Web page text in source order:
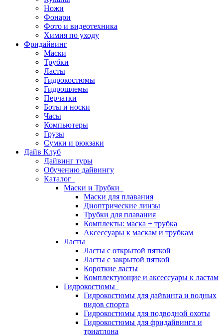
Ножи
Фонари
Фото и видеотехника
Химия по уходу
Фридайвинг
Маски
Трубки
Ласты
Гидрокостюмы
Гидрошлемы
Перчатки
Боты и носки
Часы
Компьютеры
Грузы
Сумки и рюкзаки
Дайв Клуб
Дайвинг туры
Обучению дайвингу
Каталог
Маски и Трубки
Маски для плавания
Диоптрические линзы
Трубки для плавания
Комплекты: маска + трубка
Аксессуары к маскам и трубкам
Ласты
Ласты с открытой пяткой
Ласты с закрытой пяткой
Короткие ласты
Комплектующие и аксессуары к ластам
Гидрокостюмы
Гидрокостюмы для дайвинга и водных
видов спорта
Гидрокостюмы для подводной охоты
Гидрокостюмы для фридайвинга и
триатлона